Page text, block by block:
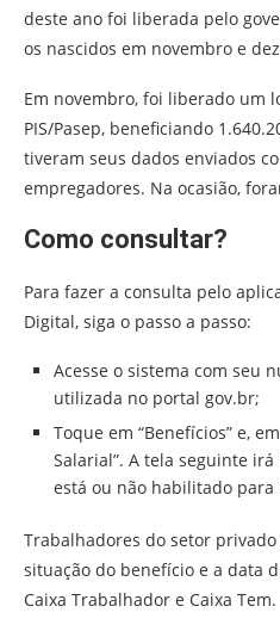
deste ano foi liberada pelo
os nascidos em novembro e
Em novembro, foi liberado um
PIS/Pasep, beneficiando
tiveram seus dados enviados
empregadores. Na ocasião,
Como consultar?
Para fazer a consulta pelo
Digital, siga o passo a passo:
Acesse o sistema com seu
utilizada no portal gov.br;
Toque em “Benefícios” e,
Salarial”. A tela seguinte
está ou não habilitado
Trabalhadores do setor
situação do benefício e a data
Caixa Trabalhador e Caixa Tem.